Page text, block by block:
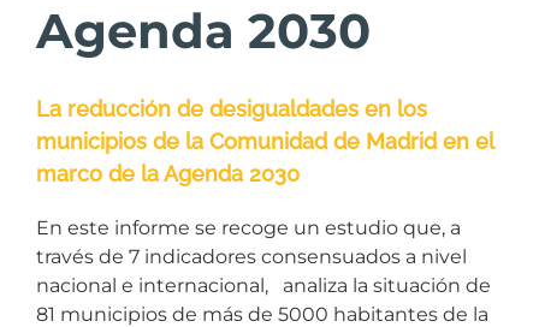
Agenda 2030
La reducción de desigualdades en los
municipios de la Comunidad de Madrid en el
marco de la Agenda 2030
En este informe se recoge un estudio que, a
través de 7 indicadores consensuados a nivel
nacional e internacional, analiza la situación de
81 municipios de más de 5000 habitantes de la